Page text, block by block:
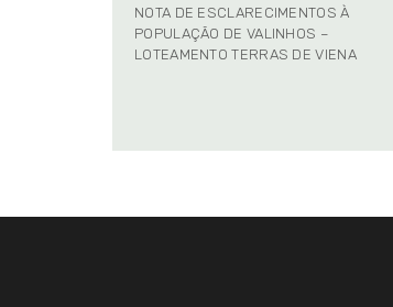
NOTA DE ESCLARECIMENTOS À
POPULAÇÃO DE VALINHOS –
LOTEAMENTO TERRAS DE VIENA